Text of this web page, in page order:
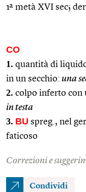
1ª metà XVI sec;
CO
1. quantità di
in un secchio: una
2. colpo inferto con
in testa
3. BU spreg., nel
faticoso
Correzioni e
Condividi